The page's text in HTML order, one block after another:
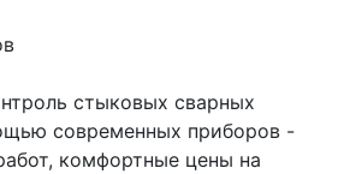
стыковых сварных
современных приборов -
комфортные цены на